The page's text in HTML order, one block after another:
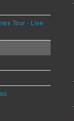
Tour - Live